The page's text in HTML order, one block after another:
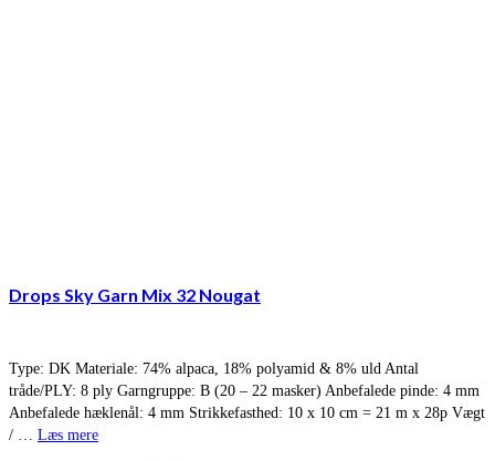
Drops Sky Garn Mix 32 Nougat
Type: DK Materiale: 74% alpaca, 18% polyamid & 8% uld Antal
tråde/PLY: 8 ply Garngruppe: B (20 – 22 masker) Anbefalede pinde: 4 mm
Anbefalede hæklenål: 4 mm Strikkefasthed: 10 x 10 cm = 21 m x 28p Vægt
/ … Læs mere